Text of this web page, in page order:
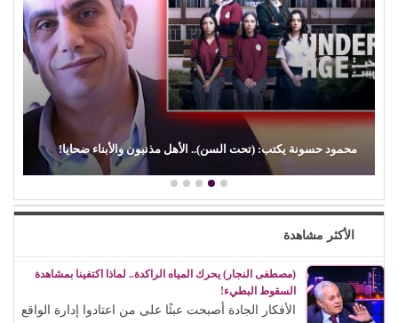
(الفن) والسياسة: عندما تتحول الريشة إلى سلاح
الأكثر مشاهدة
(مصطفى النجار) يحرك المياه الراكدة.. لماذا اكتفينا بمشاهدة
السقوط البطيء!
الأفكار الجادة أصبحت عبئًا على من اعتادوا إدارة الواقع